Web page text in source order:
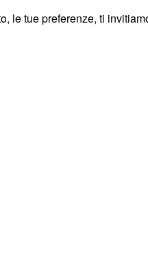
le tue preferenze, ti